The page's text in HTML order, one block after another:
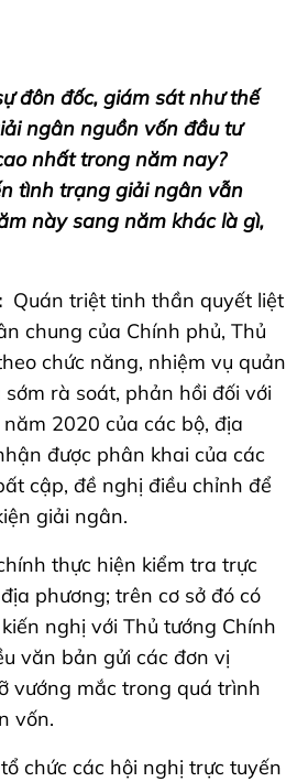
đôn đốc, giám sát như thế
ngân nguồn vốn đầu tư
nhất trong năm nay?
tình trạng giải ngân vẫn
này sang năm khác là gì,
Quán triệt tinh thần quyết liệt
chung của Chính phủ, Thủ
chức năng, nhiệm vụ quản
sớm rà soát, phản hồi đối với
2020 của các bộ, địa
được phân khai của các
cập, đề nghị điều chỉnh để
giải ngân.
thực hiện kiểm tra trực
phương; trên cơ sở đó có
nghị với Thủ tướng Chính
văn bản gửi các đơn vị
vướng mắc trong quá trình
vốn.
chức các hội nghị trực tuyến